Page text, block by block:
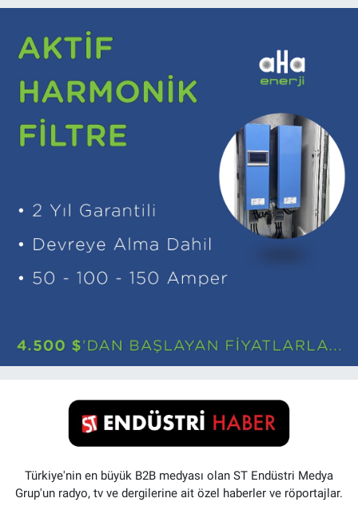
Türkiye'nin en büyük B2B medyası olan ST Endüstri Medya
Grup'un radyo, tv ve dergilerine ait özel haberler ve röportajlar.